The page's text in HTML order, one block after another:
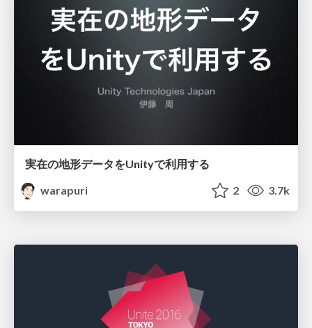
実在の地形データをUnityで利用する
warapuri
2 3.7k